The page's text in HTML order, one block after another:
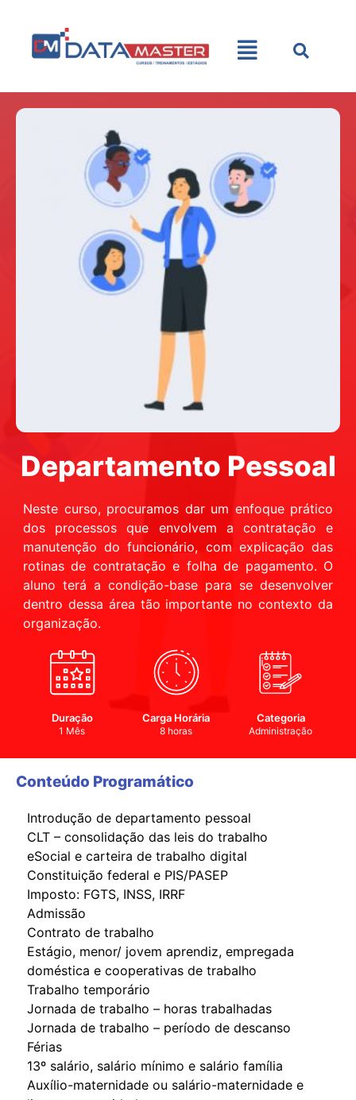
Departamento Pessoal
Neste curso, procuramos dar um enfoque prático
dos processos que envolvem a contratação e
manutenção do funcionário, com explicação das
rotinas de contratação e folha de pagamento. O
aluno terá a condição-base para se desenvolver
dentro dessa área tão importante no contexto da
organização.
Duração
1 Mês
Carga Horária
8 horas
Categoria
Administração
Conteúdo Programático
Introdução de departamento pessoal
CLT – consolidação das leis do trabalho
eSocial e carteira de trabalho digital
Constituição federal e PIS/PASEP
Imposto: FGTS, INSS, IRRF
Admissão
Contrato de trabalho
Estágio, menor/ jovem aprendiz, empregada
doméstica e cooperativas de trabalho
Trabalho temporário
Jornada de trabalho – horas trabalhadas
Jornada de trabalho – período de descanso
Férias
13º salário, salário mínimo e salário família
Auxílio-maternidade ou salário-maternidade e